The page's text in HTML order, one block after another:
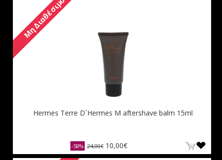
Μη Διαθέσιμο
Hermes Terre D`Hermes M aftershave balm 15ml
-58% 24,00€ 10,00€